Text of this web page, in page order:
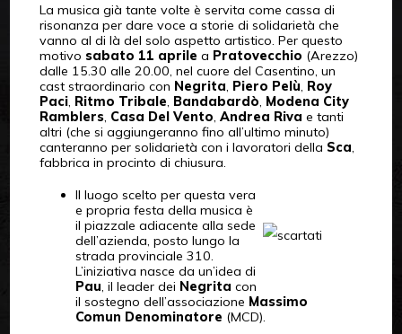
La musica già tante volte è servita come cassa di
risonanza per dare voce a storie di solidarietà che
vanno al di là del solo aspetto artistico. Per questo
motivo sabato 11 aprile a Pratovecchio (Arezzo)
dalle 15.30 alle 20.00, nel cuore del Casentino, un
cast straordinario con Negrita, Piero Pelù, Roy
Paci, Ritmo Tribale, Bandabardò, Modena City
Ramblers, Casa Del Vento, Andrea Riva e tanti
altri (che si aggiungeranno fino all’ultimo minuto)
canteranno per solidarietà con i lavoratori della Sca,
fabbrica in procinto di chiusura.
Il luogo scelto per questa vera
e propria festa della musica è
il piazzale adiacente alla sede
dell’azienda, posto lungo la
strada provinciale 310.
L’iniziativa nasce da un’idea di
Pau, il leader dei Negrita con
il sostegno dell’associazione Massimo
Comun Denominatore (MCD).